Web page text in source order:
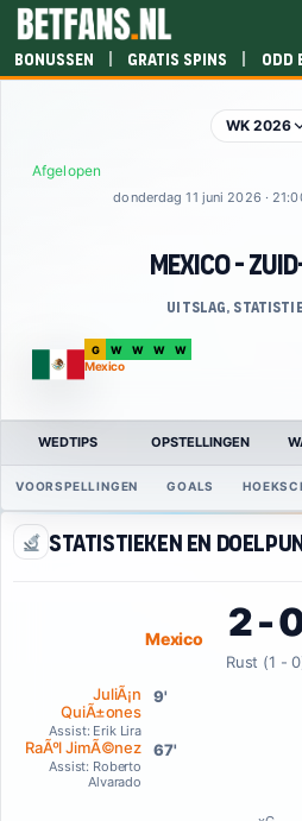
Bonussen | Gratis spins | Odd
WK 2026
Afgelopen
donderdag 11 juni 2026 ·
G W W W W
Mexico
Mexico -
Uitslag,
WEDTIPS OPSTELLINGEN
VOORSPELLINGEN GOALS
Statistieken en
Mexico
9'
JuliÃ¡n
QuiÃ±ones
Assist: Erik Lira
67'
RaÃºl JimÃ©nez
Assist: Roberto
Alvarado
2 -
Rust (1 -